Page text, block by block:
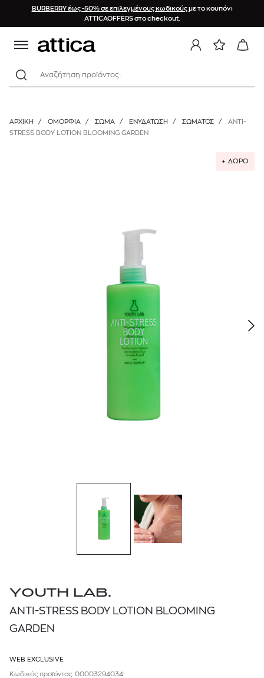
BURBERRY έως -50% σε επιλεγμένους κωδικούςμε το κουπόνι
ATTICAOFFERS στο checkout.
Αναζήτηση προϊόντος :
ΑΡΧΙΚΉ / ΟΜΟΡΦΙΑ / ΣΩΜΑ / ΕΝΥΔΆΤΩΣΗ / ΣΏΜΑΤΟΣ /
ANTI-
STRESS BODY LOTION BLOOMING GARDEN
+ ΔΩΡΟ
YOUTH LAB.
ANTI-STRESS BODY LOTION BLOOMING
GARDEN
WEB EXCLUSIVE
Κωδικός προϊόντος: 00003294034